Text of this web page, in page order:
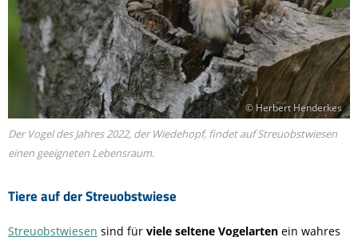
© Herbert Henderkes
Der Vogel des Jahres 2022, der Wiedehopf, findet auf Streuobstwiesen
einen geeigneten Lebensraum.
Tiere auf der Streuobstwiese
Streuobstwiesen sind für viele seltene Vogelarten ein wahres